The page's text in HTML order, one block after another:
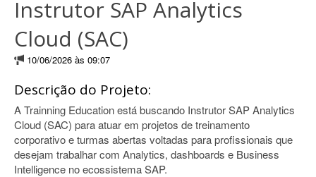
Instrutor SAP Analytics
Cloud (SAC)
10/06/2026 às 09:07
Descrição do Projeto:
A Trainning Education está buscando Instrutor SAP Analytics
Cloud (SAC) para atuar em projetos de treinamento
corporativo e turmas abertas voltadas para profissionais que
desejam trabalhar com Analytics, dashboards e Business
Intelligence no ecossistema SAP.